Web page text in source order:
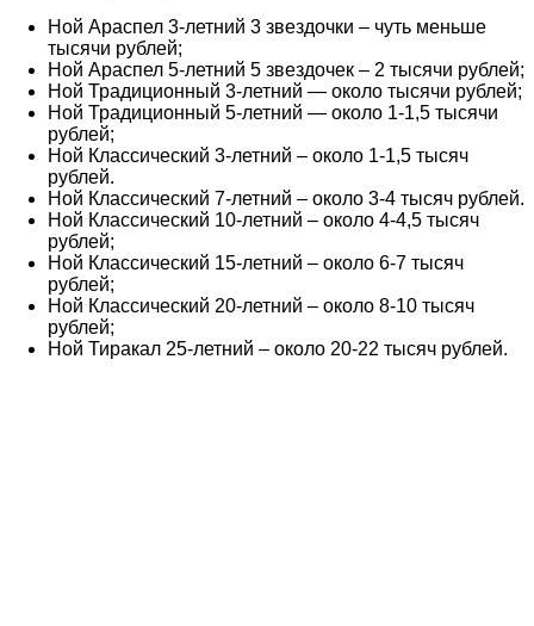
Ной Араспел 3-летний 3 звездочки – чуть меньше
тысячи рублей;
Ной Араспел 5-летний 5 звездочек – 2 тысячи рублей;
Ной Традиционный 3-летний — около тысячи рублей;
Ной Традиционный 5-летний — около 1-1,5 тысячи
рублей;
Ной Классический 3-летний – около 1-1,5 тысяч
рублей.
Ной Классический 7-летний – около 3-4 тысяч рублей.
Ной Классический 10-летний – около 4-4,5 тысяч
рублей;
Ной Классический 15-летний – около 6-7 тысяч
рублей;
Ной Классический 20-летний – около 8-10 тысяч
рублей;
Ной Тиракал 25-летний – около 20-22 тысяч рублей.